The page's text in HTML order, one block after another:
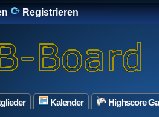
Registrieren
Kalender Highscore